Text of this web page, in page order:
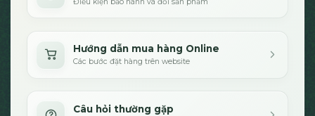
Hướng dẫn mua hàng Online
Các bước đặt hàng trên website
Câu hỏi thường gặp